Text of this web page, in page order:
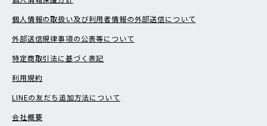
個人情報の取扱い及び利用者情報の外部送信について
外部送信規律事項の公表等について
特定商取引法に基づく表記
利用規約
LINEの友だち追加方法について
会社概要